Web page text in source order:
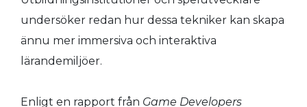
undersöker redan hur dessa tekniker kan skapa
ännu mer immersiva och interaktiva
lärandemiljöer.
Enligt en rapport från Game Developers